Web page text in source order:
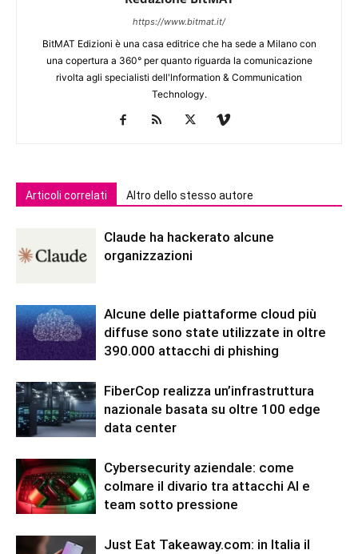
https://www.bitmat.it/
BitMAT Edizioni è una casa editrice che ha sede a Milano con
una copertura a 360° per quanto riguarda la comunicazione
rivolta agli specialisti dell'lnformation & Communication
Technology.
Articoli correlati Altro dello stesso autore
Claude ha hackerato alcune
organizzazioni
Alcune delle piattaforme cloud più
diffuse sono state utilizzate in oltre
390.000 attacchi di phishing
FiberCop realizza un’infrastruttura
nazionale basata su oltre 100 edge
data center
Cybersecurity aziendale: come
colmare il divario tra attacchi AI e
team sotto pressione
Just Eat Takeaway.com: in Italia il